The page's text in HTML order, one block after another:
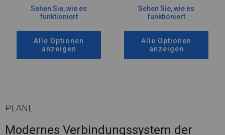
Sehen Sie, wie es
funktioniert
Alle Optionen
anzeigen
Sehen Sie, wie es
funktioniert
Alle Optionen
anzeigen
PLANE
Modernes Verbindungssystem der